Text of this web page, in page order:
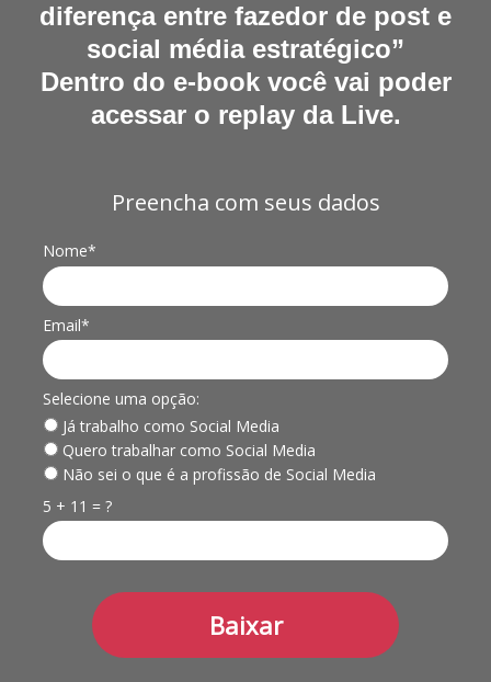
diferença entre fazedor de post e
social média estratégico”
Dentro do e-book você vai poder
acessar o replay da Live.
Preencha com seus dados
Nome*
Email*
Selecione uma opção:
Já trabalho como Social Media
Quero trabalhar como Social Media
Não sei o que é a profissão de Social Media
5 + 11 = ?
Baixar